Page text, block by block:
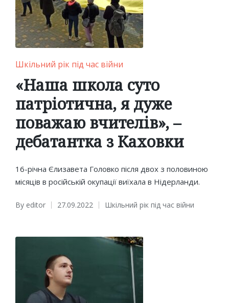
Posted
Шкільний рік під час війни
«Наша школа суто
патріотична, я дуже
поважаю вчителів», –
дебатантка з Каховки
16-річна Єлизавета Головко після двох з половиною
місяців в російській окупації виїхала в Нідерланди.
Posted
By editor 27.09.2022
Posted
Шкільний рік під час війни